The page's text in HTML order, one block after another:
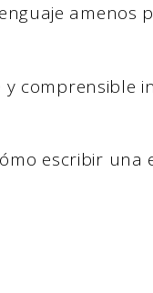
amenos
comprensible
escribir una